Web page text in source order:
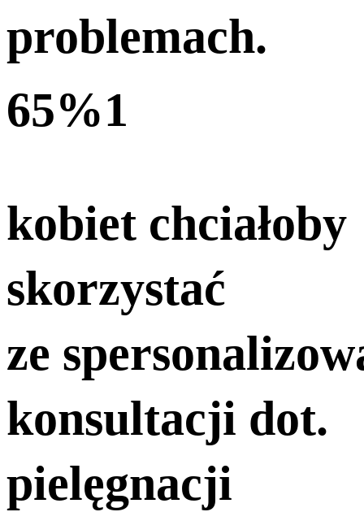
problemach.
65%1
kobiet chciałoby
skorzystać
ze
konsultacji dot.
pielęgnacji